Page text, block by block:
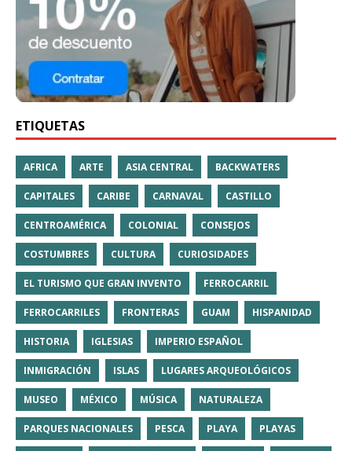
ETIQUETAS
AFRICA ARTE ASIA CENTRAL BACKWATERS
CAPITALES CARIBE CARNAVAL CASTILLO
CENTROAMÉRICA COLONIAL CONSEJOS
COSTUMBRES CULTURA CURIOSIDADES
EL TURISMO QUE GRAN INVENTO FERROCARRIL
FERROCARRILES FRONTERAS GUAM HISPANIDAD
HISTORIA IGLESIAS IMPERIO ESPAÑOL
INMIGRACIÓN ISLAS LUGARES ARQUEOLÓGICOS
MUSEO MÉXICO MÚSICA NATURALEZA
PARQUES NACIONALES PESCA PLAYA PLAYAS